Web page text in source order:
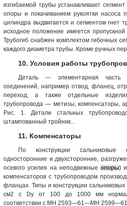
изгибаемой трубы устанавливают
опоры и покачиванием рукоятки
цилиндра выдвигается и сегментом гнет
исходное положение имеется
Трубогиб снабжен комплектом гибочных
каждого диаметра трубы. Кроме ручных
10. Условия работы
Деталь — элементарная часть
соединений, например отвод, фланец,
переход, а также отдельные
трубопровода — метизы, компенсаторы,
Рис. 1. Детали стальных
штампованный тройник...
11. Компенсаторы
По конструкции сальниковые
односторонние и двухсторонние,
осевого усилия на неподвижныеопоры)
компенсаторов с трубопроводом
фланцах. Типы и конструкции
см2 с Dy от 100 до 1000 мм
соответствии с МН 2593—61—МН 2599—61.